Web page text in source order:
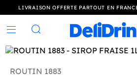
LIVRAISON OFFERTE PARTOUT EN
Rechercher
ROUTIN 1883